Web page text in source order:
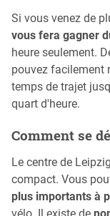
Si vous venez de
vous fera gagner
heure seulement.
pouvez facilement
temps de trajet
quart d'heure.
Comment se
Le centre de
compact. Vous
plus importants à